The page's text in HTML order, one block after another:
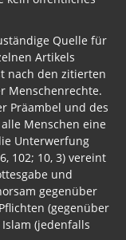
Quelle für
Artikels
nach den zitierten
Menschenrechte.
Präambel und des
Menschen eine
Unterwerfung
102; 10, 3) vereint
und
gegenüber
(gegenüber
(jedenfalls